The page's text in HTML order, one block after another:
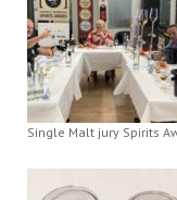
Single Malt jury Spirits